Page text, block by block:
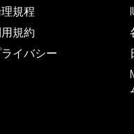
規程
規約
イバシー